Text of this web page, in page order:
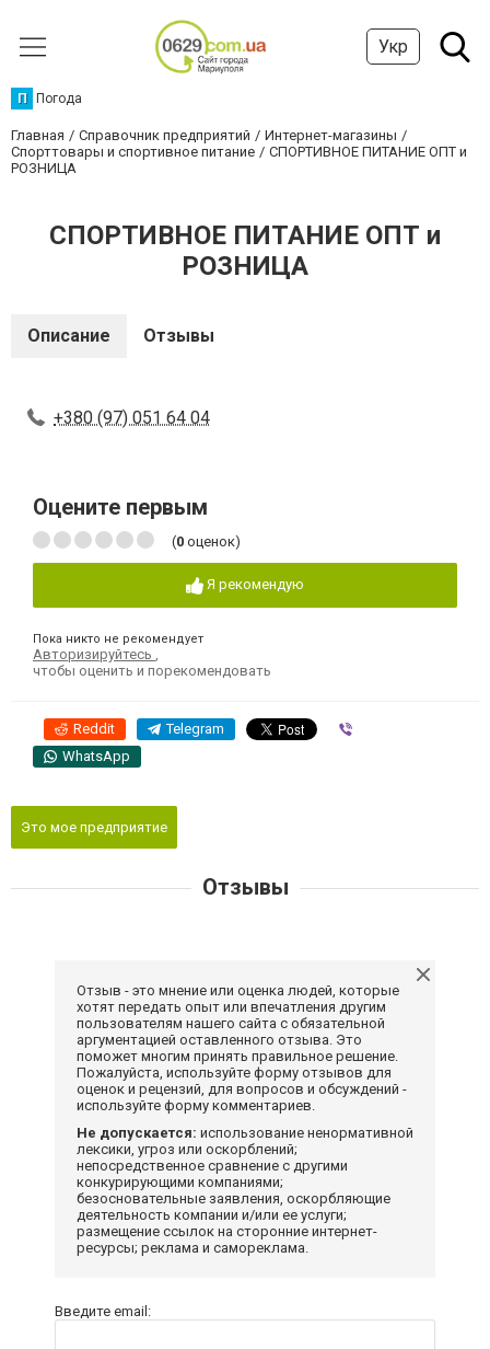
Укр
П Погода
Главная Справочник предприятий
Интернет-магазины
Спорттовары и спортивное питание
СПОРТИВНОЕ ПИТАНИЕ ОПТ и
РОЗНИЦА
СПОРТИВНОЕ ПИТАНИЕ ОПТ и
РОЗНИЦА
Описание Отзывы
+380 (97) 051 64 04
Оцените первым
(0 оценок)
Я рекомендую
Пока никто не рекомендует
Авторизируйтесь
чтобы оценить и порекомендовать
Reddit Telegram
WhatsApp
Это мое предприятие
Отзывы
Отзыв - это мнение или оценка людей, которые
хотят передать опыт или впечатления другим
пользователям нашего сайта с обязательной
аргументацией оставленного отзыва. Это
поможет многим принять правильное решение.
Пожалуйста, используйте форму отзывов для
оценок и рецензий, для вопросов и обсуждений -
используйте форму комментариев.
Не допускается: использование ненормативной
лексики, угроз или оскорблений;
непосредственное сравнение с другими
конкурирующими компаниями;
безосновательные заявления, оскорбляющие
деятельность компании и/или ее услуги;
размещение ссылок на сторонние интернет-
ресурсы; реклама и самореклама.
Введите email: